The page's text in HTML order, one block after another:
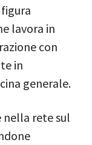
figura
lavora in
con
in
generale.
nella rete sul